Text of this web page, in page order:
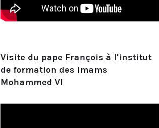
Visite du pape François à l'institut
de formation des imams
Mohammed VI